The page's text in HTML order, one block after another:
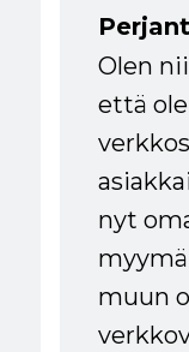
Olen
että
nyt
muun